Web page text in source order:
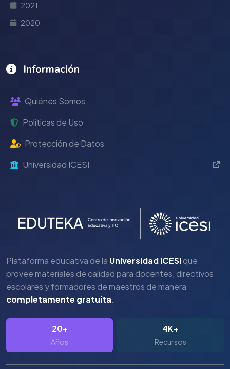
2021
2020
Información
Quiénes Somos
Políticas de Uso
Protección de Datos
Universidad ICESI
Plataforma educativa de la Universidad ICESIque
provee materiales de calidad para docentes, directivos
escolares y formadores de maestros de manera
completamente gratuita.
20+
Años
4K+
Recursos